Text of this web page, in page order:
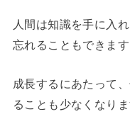
人間は知識を手に入
忘れることもできます
成長するにあたって
ることも少なくなりま